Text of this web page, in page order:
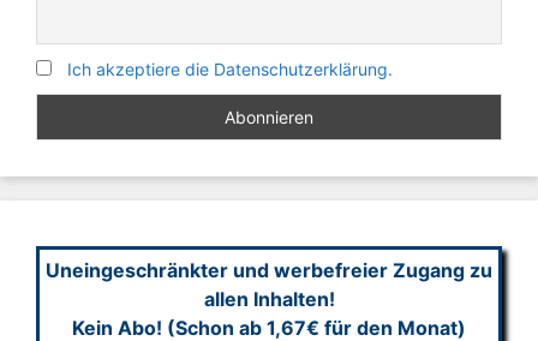
Ich akzeptiere die Datenschutzerklärung.
Uneingeschränkter und werbefreier Zugang zu
allen Inhalten!
Kein Abo! (Schon ab 1,67€ für den Monat)